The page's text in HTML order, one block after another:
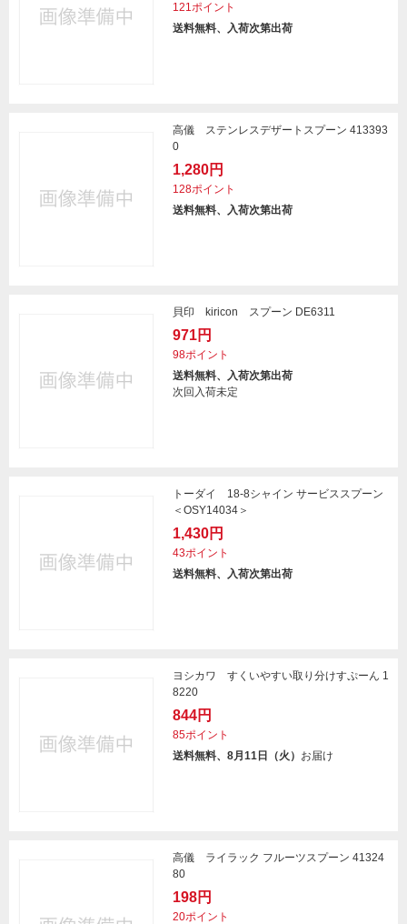
121ポイント
送料無料、入荷次第出荷
高儀 ステンレスデザートスプーン 413393
0
1,280円
128ポイント
送料無料、入荷次第出荷
貝印 kiricon スプーン DE6311
971円
98ポイント
送料無料、入荷次第出荷
次回入荷未定
トーダイ 18-8シャイン サービススプーン
＜OSY14034＞
1,430円
43ポイント
送料無料、入荷次第出荷
ヨシカワ すくいやすい取り分けすぷーん 1
8220
844円
85ポイント
送料無料、8月11日（火） お届け
高儀 ライラック フルーツスプーン 41324
80
198円
20ポイント